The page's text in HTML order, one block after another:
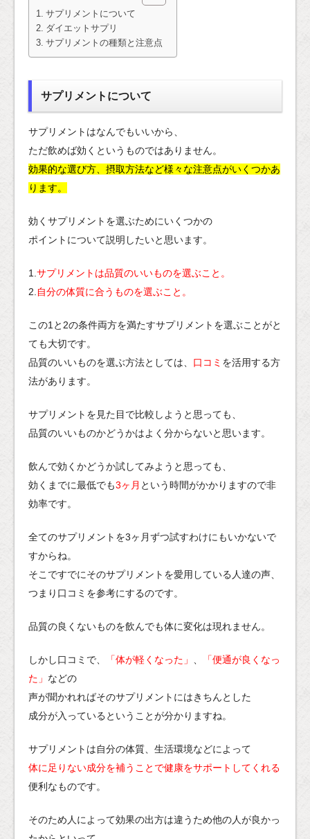
サプリメントについて
ダイエットサプリ
サプリメントの種類と注意点
サプリメントについて
サプリメントはなんでもいいから、
ただ飲めば効くというものではありません。
効果的な選び方、摂取方法など様々な注意点がいくつかあ
ります。
効くサプリメントを選ぶためにいくつかの
ポイントについて説明したいと思います。
1. サプリメントは品質のいいものを選ぶこと。
2. 自分の体質に合うものを選ぶこと。
この1と2の条件両方を満たすサプリメントを選ぶことがと
ても大切です。
品質のいいものを選ぶ方法としては、 口コミ を活用する方
法があります。
サプリメントを見た目で比較しようと思っても、
品質のいいものかどうかはよく分からないと思います。
飲んで効くかどうか試してみようと思っても、
効くまでに最低でも3ヶ月 という時間がかかりますので非
効率です。
全てのサプリメントを3ヶ月ずつ試すわけにもいかないで
すからね。
そこですでにそのサプリメントを愛用している人達の声、
つまり口コミを参考にするのです。
品質の良くないものを飲んでも体に変化は現れません。
しかし口コミで、 「体が軽くなった」 、
「便通が良くなっ
た」 などの
声が聞かれればそのサプリメントにはきちんとした
成分が入っているということが分かりますね。
サプリメントは自分の体質、生活環境などによって
体に足りない成分を補うことで健康をサポートしてくれる
便利なものです。
そのため人によって効果の出方は違うため他の人が良かっ